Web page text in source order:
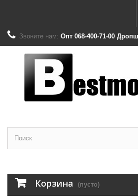
Звоните нам: Опт 068-400-71-00
Корзина (пусто)